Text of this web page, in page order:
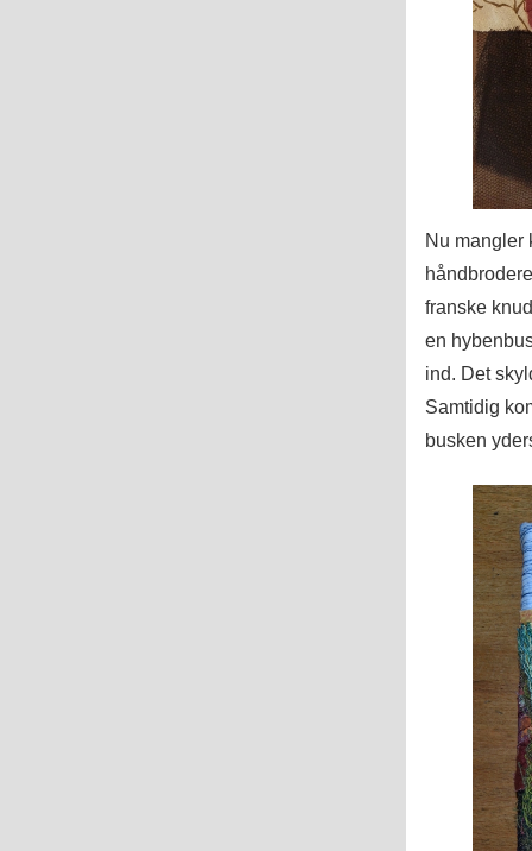
Nu mangler
franske
en
ind. Det
Samtidig
busken